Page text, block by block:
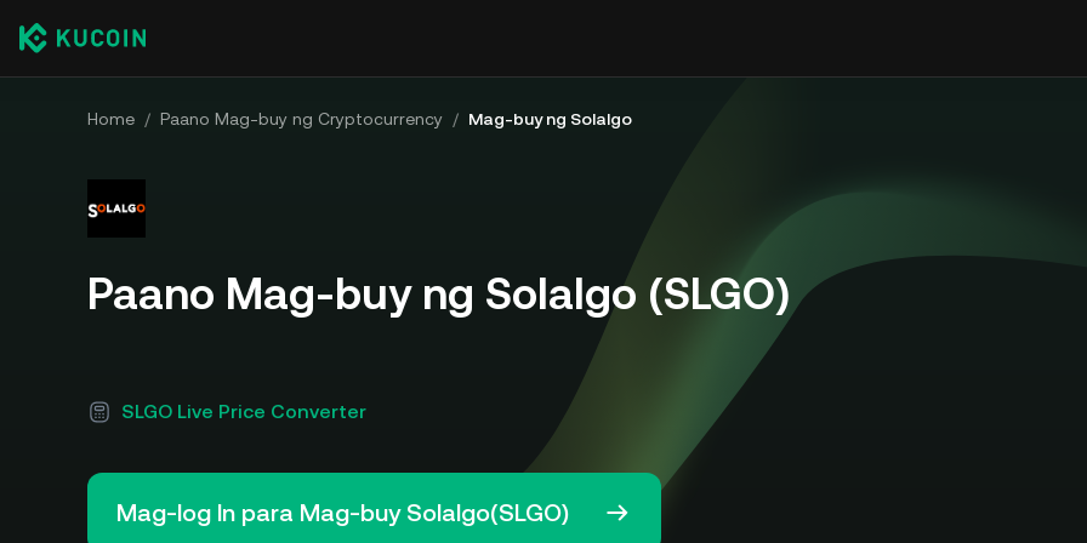
Home / Paano Mag-buy ng Cryptocurrency / Mag-buy ng Solalgo
Paano Mag-buy ng Solalgo (SLGO)
SLGO Live Price Converter
Mag-log In para Mag-buy Solalgo(SLGO)